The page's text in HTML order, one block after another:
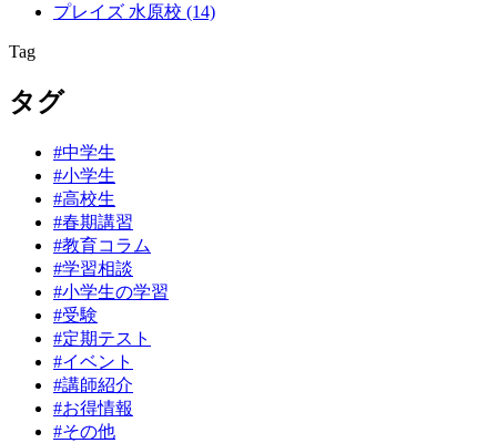
プレイズ 水原校 (14)
Tag
タグ
#中学生
#小学生
#高校生
#春期講習
#教育コラム
#学習相談
#小学生の学習
#受験
#定期テスト
#イベント
#講師紹介
#お得情報
#その他